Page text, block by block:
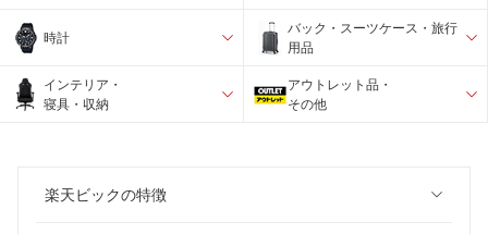
時計
バック・スーツケース・旅行
用品
インテリア・
寝具・収納
アウトレット品・
その他
楽天ビックの特徴